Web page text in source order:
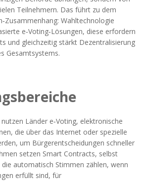
Teilnehmern. Das führt zu dem
Wahltechnologie
e‑Voting‑Lösungen, diese erfordern
und gleichzeitig stärkt Dezentralisierung
Gesamtsystems.
Länder e‑Voting, elektronische
die über das Internet oder spezielle
, um Bürgerentscheidungen schneller
setzen Smart Contracts, selbst
automatisch Stimmen zählen, wenn
erfüllt sind, für